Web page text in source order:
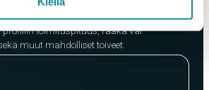
profiilin toimituspituus, raaka vai
muut mahdolliset toiveet.